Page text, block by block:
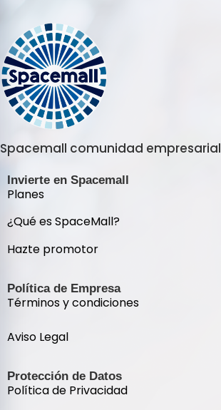
Spacemall comunidad empresarial
Invierte en Spacemall
Planes
¿Qué es SpaceMall?
Hazte promotor
Política de Empresa
Términos y condiciones
Aviso Legal
Protección de Datos
Política de Privacidad